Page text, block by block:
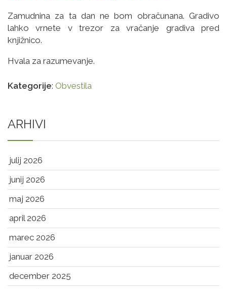
Zamudnina za ta dan ne bom obračunana. Gradivo
lahko vrnete v trezor za vračanje gradiva pred
knjižnico.
Hvala za razumevanje.
Kategorije: Obvestila
ARHIVI
julij 2026
junij 2026
maj 2026
april 2026
marec 2026
januar 2026
december 2025